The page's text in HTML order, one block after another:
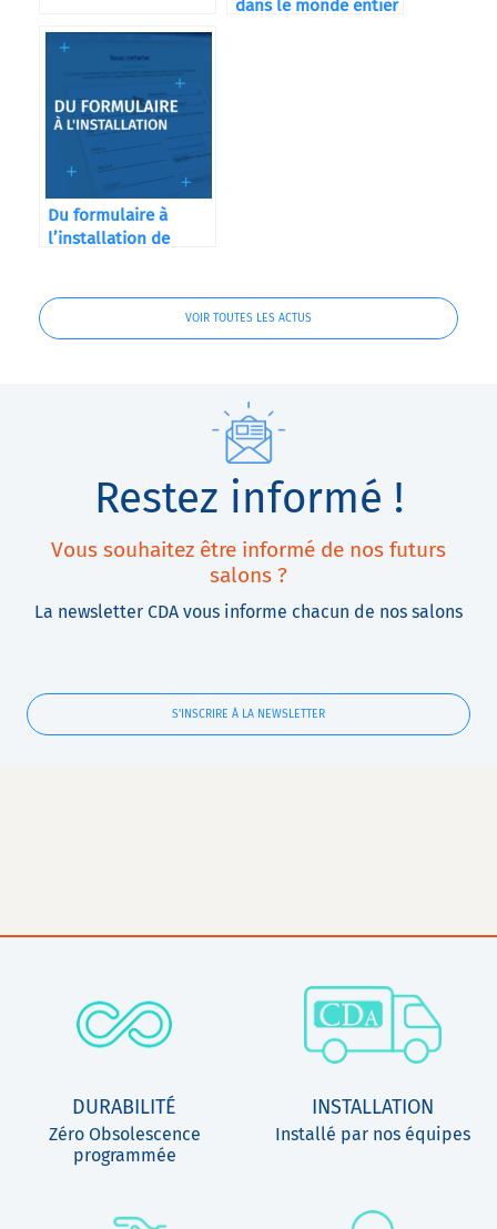
dans le monde entier
Du formulaire à
l’installation de
VOIR TOUTES LES ACTUS
Restez informé !
Vous souhaitez être informé de nos futurs
salons ?
La newsletter CDA vous informe chacun de nos salons
S'INSCRIRE À LA NEWSLETTER
DURABILITÉ
Zéro Obsolescence
programmée
INSTALLATION
Installé par nos équipes